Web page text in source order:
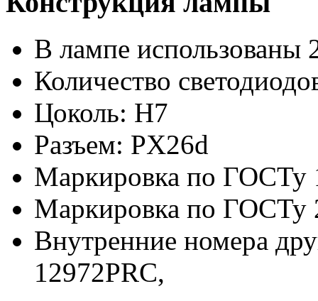
В лампе использованы
Количество
Цоколь: H7
Разъем: PX26d
Маркировка по ГОСТу
Маркировка по ГОСТу
Внутренние номера
12972PRC,